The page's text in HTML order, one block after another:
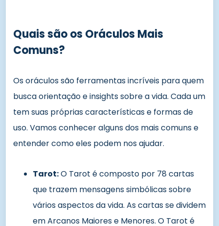
Quais são os Oráculos Mais
Comuns?
Os oráculos são ferramentas incríveis para quem
busca orientação e insights sobre a vida. Cada um
tem suas próprias características e formas de
uso. Vamos conhecer alguns dos mais comuns e
entender como eles podem nos ajudar.
Tarot:O Tarot é composto por 78 cartas
que trazem mensagens simbólicas sobre
vários aspectos da vida. As cartas se dividem
em Arcanos Maiores e Menores. O Tarot é